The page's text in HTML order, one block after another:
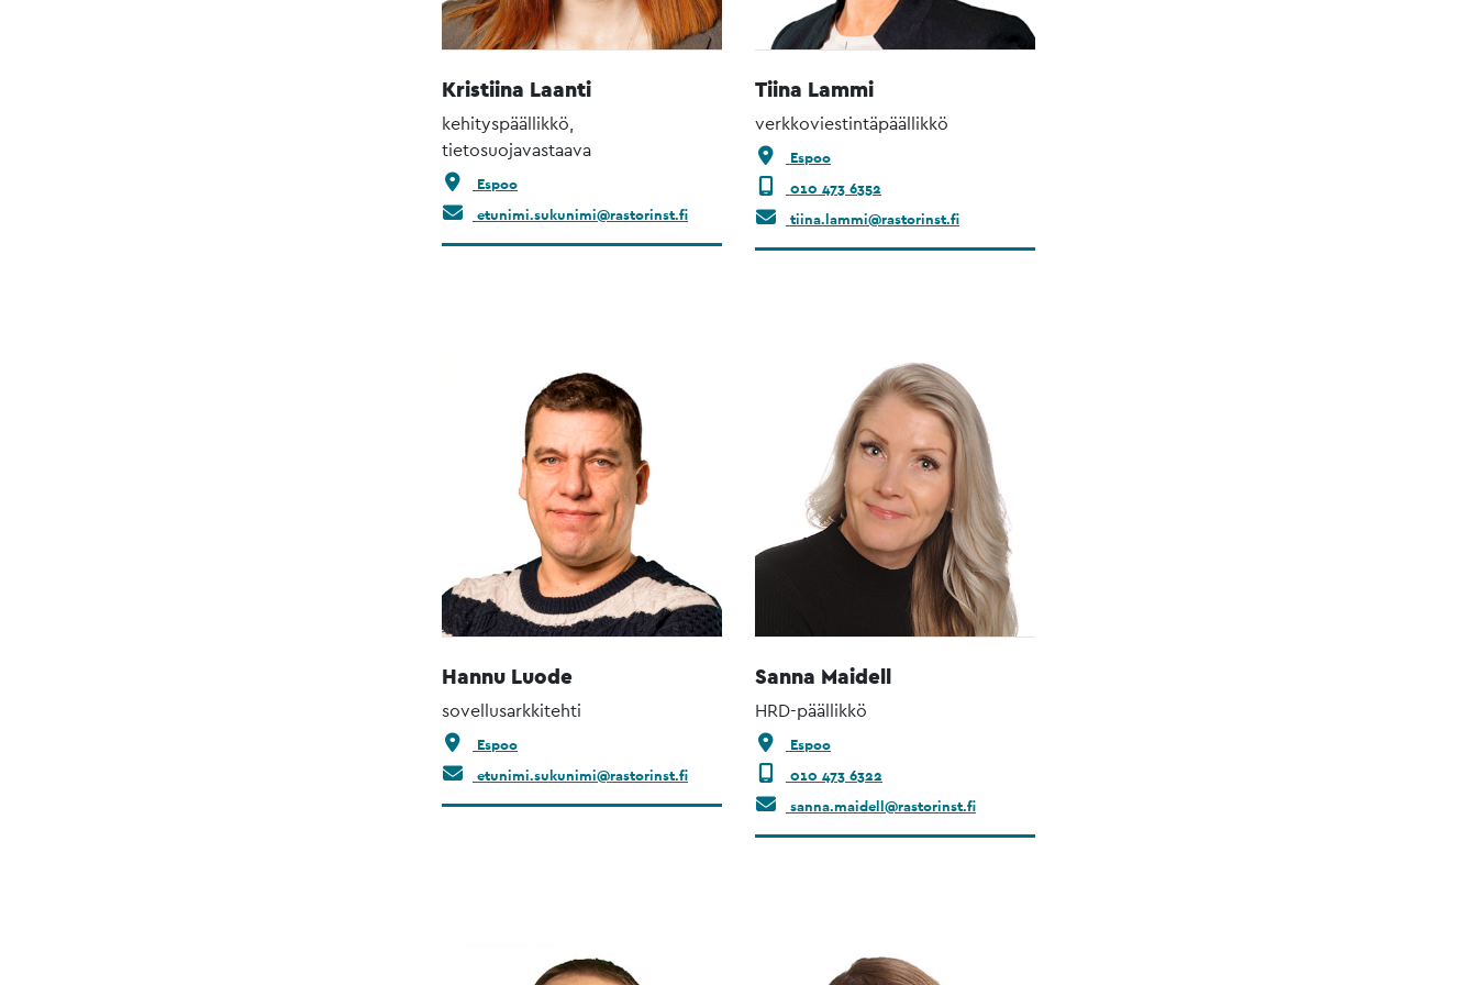
Kristiina Laanti
kehityspäällikkö,
tietosuojavastaava
Espoo
etunimi.sukunimi@rastorinst.fi
Tiina Lammi
verkkoviestintäpäällikkö
Espoo
010 473 6352
tiina.lammi@rastorinst.fi
Hannu Luode
sovellusarkkitehti
Espoo
etunimi.sukunimi@rastorinst.fi
Sanna Maidell
HRD-päällikkö
Espoo
010 473 6322
sanna.maidell@rastorinst.fi